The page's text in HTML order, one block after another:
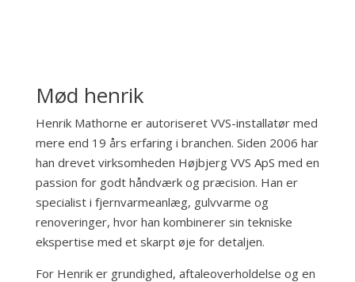
Mød henrik
Henrik Mathorne er autoriseret VVS-installatør med
mere end 19 års erfaring i branchen. Siden 2006 har
han drevet virksomheden Højbjerg VVS ApS med en
passion for godt håndværk og præcision. Han er
specialist i fjernvarmeanlæg, gulvvarme og
renoveringer, hvor han kombinerer sin tekniske
ekspertise med et skarpt øje for detaljen.
For Henrik er grundighed, aftaleoverholdelse og en